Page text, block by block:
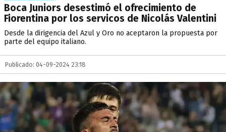
Boca Juniors desestimó el ofrecimiento de
Fiorentina por los servicos de Nicolás Valentini
Desde la dirigencia del Azul y Oro no aceptaron la propuesta por
parte del equipo italiano.
Publicado: 04-09-2024 23:18